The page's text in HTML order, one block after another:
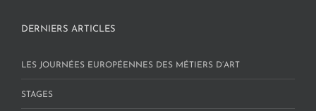
DERNIERS ARTICLES
LES JOURNÉES EUROPÉENNES DES MÉTIERS D’ART
STAGES